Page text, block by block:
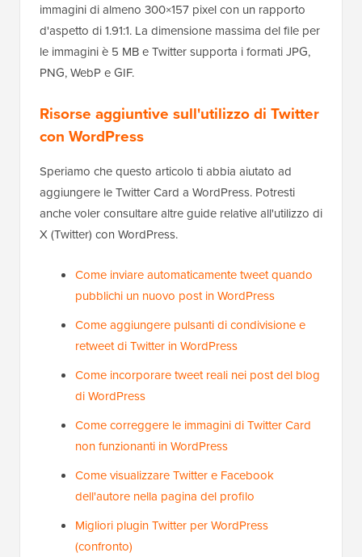
immagini di almeno 300×157 pixel con un rapporto
d'aspetto di 1.91:1. La dimensione massima del file per
le immagini è 5 MB e Twitter supporta i formati JPG,
PNG, WebP e GIF.
Risorse aggiuntive sull'utilizzo di Twitter
con WordPress
Speriamo che questo articolo ti abbia aiutato ad
aggiungere le Twitter Card a WordPress. Potresti
anche voler consultare altre guide relative all'utilizzo di
X (Twitter) con WordPress.
Come inviare automaticamente tweet quando
pubblichi un nuovo post in WordPress
Come aggiungere pulsanti di condivisione e
retweet di Twitter in WordPress
Come incorporare tweet reali nei post del blog
di WordPress
Come correggere le immagini di Twitter Card
non funzionanti in WordPress
Come visualizzare Twitter e Facebook
dell'autore nella pagina del profilo
Migliori plugin Twitter per WordPress
(confronto)